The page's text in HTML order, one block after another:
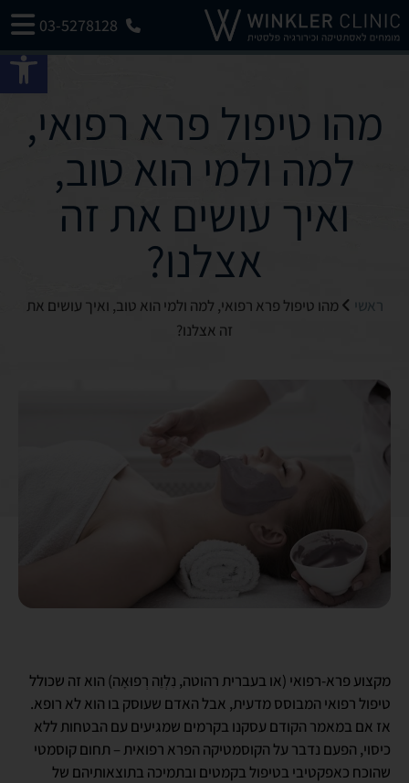
03-5278128
מהו טיפול פרא רפואי,
למה ולמי הוא טוב,
ואיך עושים את זה
אצלנו?
ראשי
מהו טיפול פרא רפואי, למה ולמי הוא טוב, ואיך עושים את
זה אצלנו?
מקצוע פרא-רפואי (או בעברית רהוטה, נִלְוֵה רְפוּאָה) הוא זה שכולל
טיפול רפואי המבוסס מדעית, אבל האדם שעוסק בו הוא לא רופא.
אז אם במאמר הקודם עסקנו בקרמים שמגיעים עם הבטחות ללא
כיסוי, הפעם נדבר על הקוסמטיקה הפרא רפואית – תחום קוסמטי
שהוכח כאפקטיבי בטיפול בקמטים ובתמיכה בתוצאותיהם של